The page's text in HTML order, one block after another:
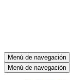
Menú de navegación
Menú de navegación